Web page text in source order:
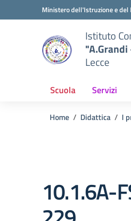
Vai ai contenuti
Vai al menu di navigazioneMinistero dell'Istruzione e del
Istituto
Lecce
Scuola Servizi
Home Didattica I
10.1.6A-